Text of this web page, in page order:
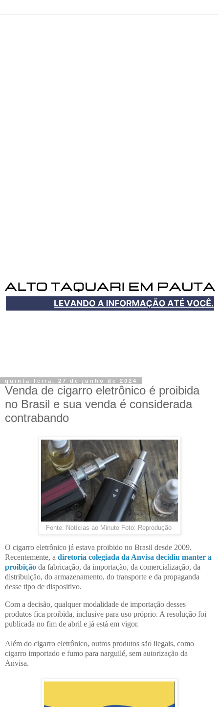
quinta-feira, 27 de junho de 2024
Venda de cigarro eletrônico é proibida
no Brasil e sua venda é considerada
contrabando
Fonte: Notícias ao Minuto Foto: Reprodução
O cigarro eletrônico já estava proibido no Brasil desde 2009.
Recentemente, a diretoria colegiada da Anvisa decidiu manter a
proibição da fabricação, da importação, da comercialização, da
distribuição, do armazenamento, do transporte e da propaganda
desse tipo de dispositivo.
Com a decisão, qualquer modalidade de importação desses
produtos fica proibida, inclusive para uso próprio. A resolução foi
publicada no fim de abril e já está em vigor.
Além do cigarro eletrônico, outros produtos são ilegais, como
cigarro importado e fumo para narguilé, sem autorização da
Anvisa.